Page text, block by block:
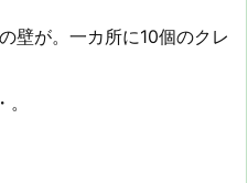
壁が。一カ所に10個のクレ